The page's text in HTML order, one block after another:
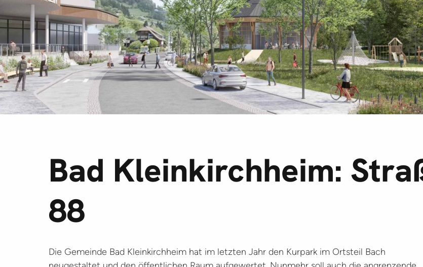
O
N
Bad Kleinkirchheim:
88
Die Gemeinde Bad Kleinkirchheim hat im letzten Jahr den Kurpark im Ortsteil Bach